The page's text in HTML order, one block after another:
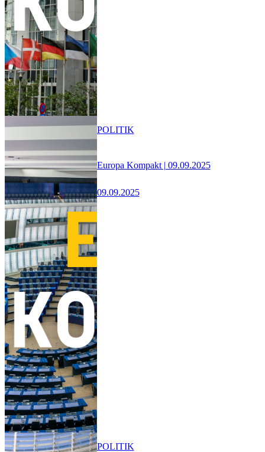
Europa Kompakt | 09.09.2025
09.09.2025
POLITIK
POLITIK